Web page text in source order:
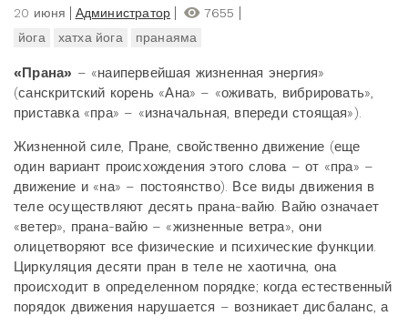
20 июня Администратор
7655
йога
хатха йога пранаяма
«Прана» – «наипервейшая жизненная энергия»
(санскритский корень «Ана» – «оживать, вибрировать»,
приставка «пра» – «изначальная, впереди стоящая»).
Жизненной силе, Пране, свойственно движение (еще
один вариант происхождения этого слова – от «пра» –
движение и «на» – постоянство). Все виды движения в
теле осуществляют десять прана-вайю. Вайю означает
«ветер», прана-вайю – «жизненные ветра», они
олицетворяют все физические и психические функции.
Циркуляция десяти пран в теле не хаотична, она
происходит в определенном порядке; когда естественный
порядок движения нарушается – возникает дисбаланс, а